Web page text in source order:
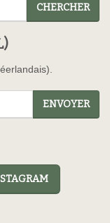
CHERCHER
ENVOYER